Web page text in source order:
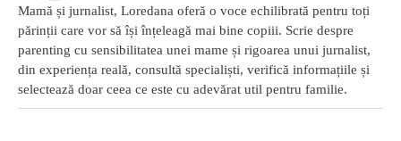
Mamă și jurnalist, Loredana oferă o voce echilibrată pentru toți
părinții care vor să își înțeleagă mai bine copiii. Scrie despre
parenting cu sensibilitatea unei mame și rigoarea unui jurnalist,
din experiența reală, consultă specialiști, verifică informațiile și
selectează doar ceea ce este cu adevărat util pentru familie.